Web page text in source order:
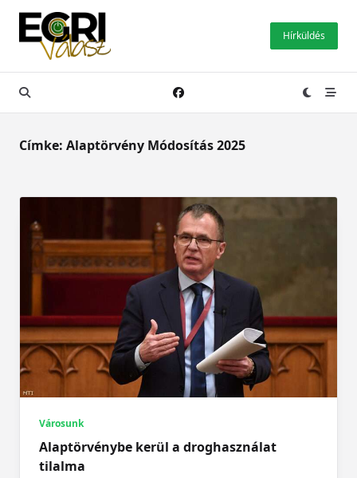
Skip
content
Hírküldés
Címke: Alaptörvény Módosítás 2025
Városunk
Alaptörvénybe kerül a droghasználat
tilalma